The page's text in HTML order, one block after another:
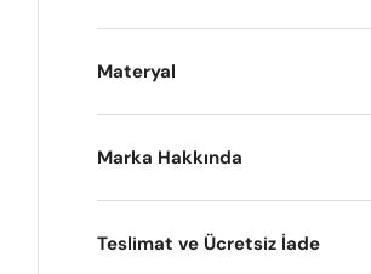
Materyal
Marka Hakkında
Teslimat ve Ücretsiz İade